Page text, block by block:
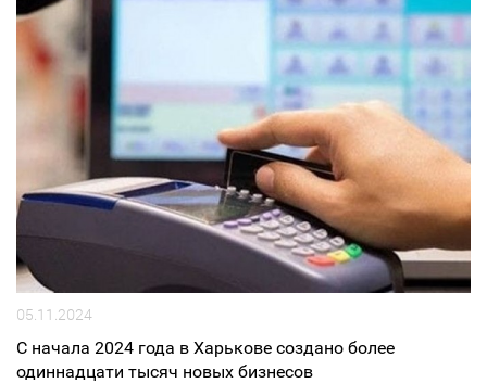
05.11.2024
С начала 2024 года в Харькове создано более
одиннадцати тысяч новых бизнесов